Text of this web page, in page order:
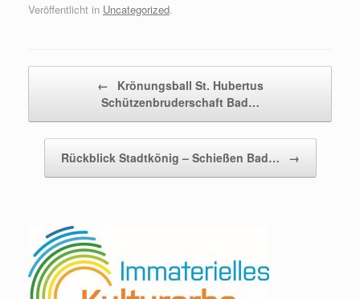
Veröffentlicht in Uncategorized.
←
Krönungsball St. Hubertus
Schützenbruderschaft Bad…
Rückblick Stadtkönig – Schießen Bad… →